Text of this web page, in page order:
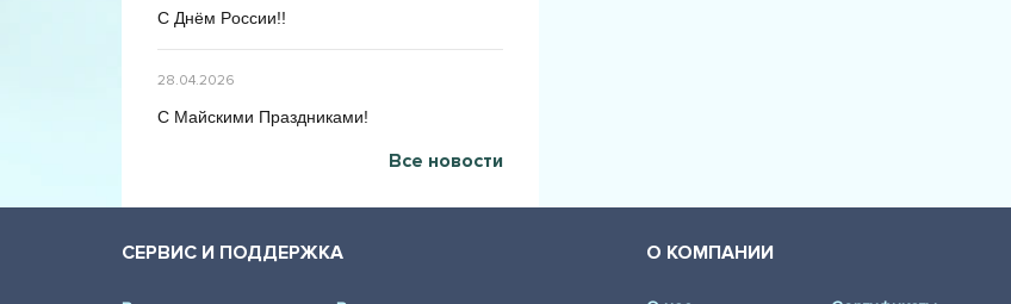
C Днём Poccии!!
28.04.2026
C Maйcкими Праздниками!
Все новости
СЕРВИС И ПОДДЕРЖКА О КОМПАНИИ